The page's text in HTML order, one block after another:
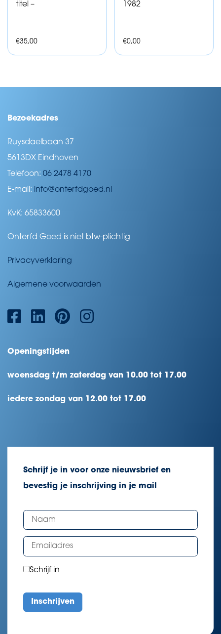
titel –
€35,00
1982
€0,00
Bezoekadres
Ruysdaelbaan 37
5613DX Eindhoven
Telefoon: 06 2478 4170
E-mail: info@onterfdgoed.nl
KvK: 65833600
Onterfd Goed is niet btw-plichtig
Privacyverklaring
Algemene voorwaarden
Openingstijden
woensdag t/m zaterdag van 10.00 tot 17.00
iedere zondag van 12.00 tot 17.00
Schrijf je in voor onze nieuwsbrief en
bevestig je inschrijving in je mail
Schrijf in